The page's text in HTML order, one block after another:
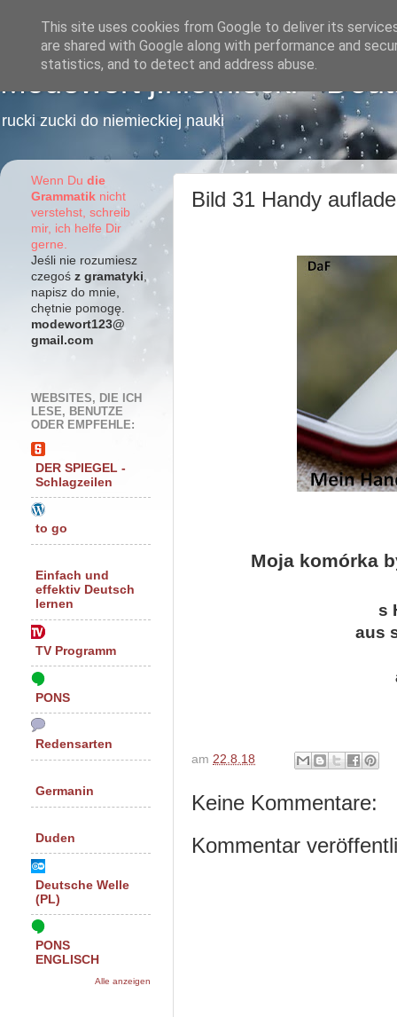
Modewort j.niemiecki -
rucki zucki do niemieckiej nauki
Bild 31 Handy
Moja komórka
s
aus
am 22.8.18
Keine Kommentare:
Kommentar
Wenn Du die
Grammatik nicht
verstehst, schreib
mir, ich helfe Dir
gerne.
Jeśli nie rozumiesz
czegoś z gramatyki
napisz do mnie,
chętnie pomogę.
modewort123@
gmail.com
WEBSITES, DIE ICH
LESE, BENUTZE
ODER EMPFEHLE:
DER SPIEGEL -
Schlagzeilen
to go
Einfach und
effektiv Deutsch
lernen
TV Programm
PONS
Redensarten
Germanin
Duden
Deutsche Welle
(PL)
PONS
ENGLISCH
Alle anzeigen
This site uses cookies from Google to deliver its
are shared with Google along with performance and
statistics, and to detect and address abuse.